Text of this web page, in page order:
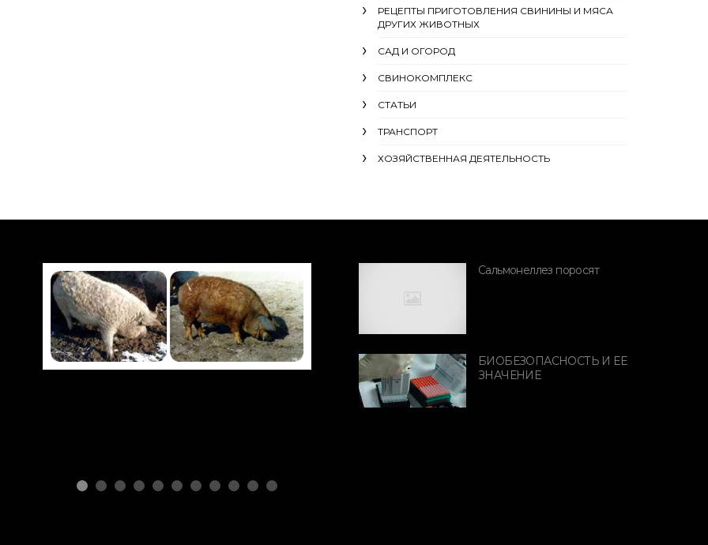
РЕЦЕПТЫ ПРИГОТОВЛЕНИЯ СВИНИНЫ И МЯСА
ДРУГИХ ЖИВОТНЫХ
САД И ОГОРОД
СВИНОКОМПЛЕКС
СТАТЬИ
ТРАНСПОРТ
ХОЗЯЙСТВЕННАЯ ДЕЯТЕЛЬНОСТЬ
ПОРОДЫ СВИНЕЙ
Mangalitsa
Гибридизация при
скрещивании двух
ПОРОДЫ
Сальмонеллез поросят
БИОБЕЗОПАСНОСТЬ И ЕЕ
ЗНАЧЕНИЕ